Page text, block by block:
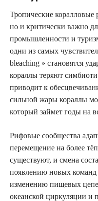
Тропические
но и критически важно
промышленности и
одни из самых
bleaching » становятся
кораллы теряют
приводит к
сильной жары кораллы
который займет годы на
Рифовые сообщества
перемещение на более
существуют, и смена
появлению новых
изменению пищевых
океанской циркуляции и